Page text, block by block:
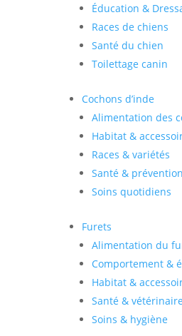
Éducation &
Races de chiens
Santé du chien
Toilettage canin
Cochons d’inde
Alimentation des
Habitat &
Races & variétés
Santé & prévention
Soins quotidiens
Furets
Alimentation du
Comportement &
Habitat &
Santé & vétérinaire
Soins & hygiène